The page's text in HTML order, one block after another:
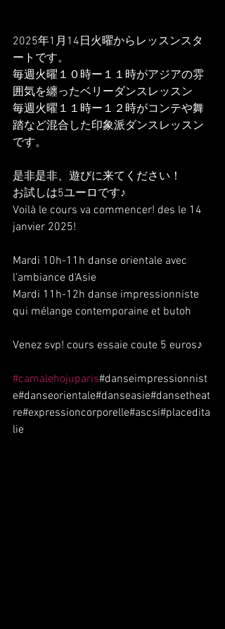
2025年1月14日火曜からレッスンスタ
ートです。
毎週火曜１０時ー１１時がアジアの雰
囲気を纏ったベリーダンスレッスン
毎週火曜１１時ー１２時がコンテや舞
踏など混合した印象派ダンスレッスン
です。
是非是非、遊びに来てください！
お試しは5ユーロです♪
Voilà le cours va commencer! des le 14
janvier 2025!
Mardi 10h-11h danse orientale avec
l'ambiance d'Asie
Mardi 11h-12h danse impressionniste
qui mélange contemporaine et butoh
Venez svp! cours essaie coute 5 euros♪
#camalehojuparis#danseimpressionnist
e#danseorientale#danseasie#dansetheat
re#expressioncorporelle#ascsi#placedita
lie